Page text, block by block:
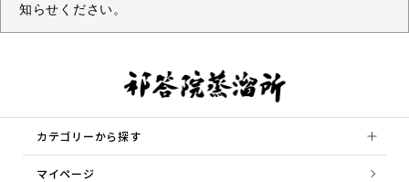
知らせください。
カテゴリーから探す
マイページ